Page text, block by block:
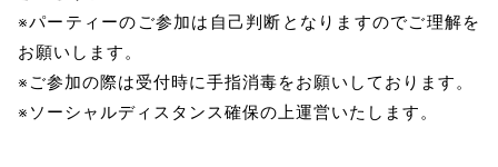
※パーティーのご参加は自己判断となりますのでご理解を
お願いします。
※ご参加の際は受付時に手指消毒をお願いしております。
※ソーシャルディスタンス確保の上運営いたします。